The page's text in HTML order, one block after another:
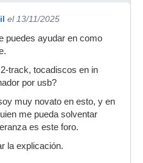
el 13/11/2025
puedes ayudar en como
track, tocadiscos en in
por usb?
muy novato en esto, y en
me pueda solventar
es este foro.
la explicación.